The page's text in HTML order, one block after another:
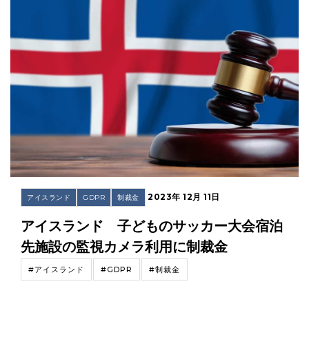
アイスランド GDPR 制裁金 2023年 12月 11日
アイスランド 子どものサッカー大会宿泊
先施設の監視カメラ利用に制裁金
#アイスランド #GDPR #制裁金